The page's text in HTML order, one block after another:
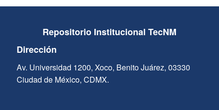
Repositorio Institucional TecNM
Dirección
Av. Universidad 1200, Xoco, Benito Juárez, 03330
Ciudad de México, CDMX.